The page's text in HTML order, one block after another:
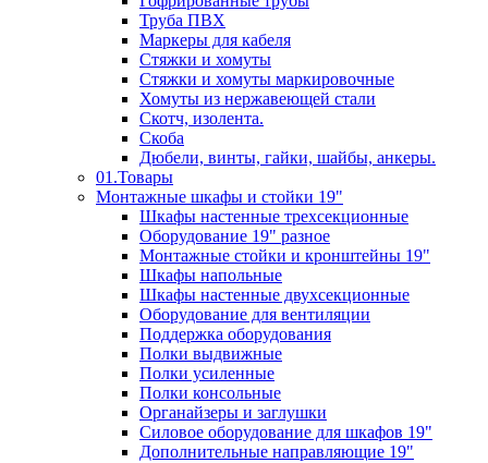
Труба ПВХ
Маркеры для кабеля
Стяжки и хомуты
Стяжки и хомуты маркировочные
Хомуты из нержавеющей стали
Скотч, изолента.
Скоба
Дюбели, винты, гайки, шайбы, анкеры.
01.Товары
Монтажные шкафы и стойки 19"
Шкафы настенные трехсекционные
Оборудование 19" разное
Монтажные стойки и кронштейны 19"
Шкафы напольные
Шкафы настенные двухсекционные
Оборудование для вентиляции
Поддержка оборудования
Полки выдвижные
Полки усиленные
Полки консольные
Органайзеры и заглушки
Силовое оборудование для шкафов 19"
Дополнительные направляющие 19"